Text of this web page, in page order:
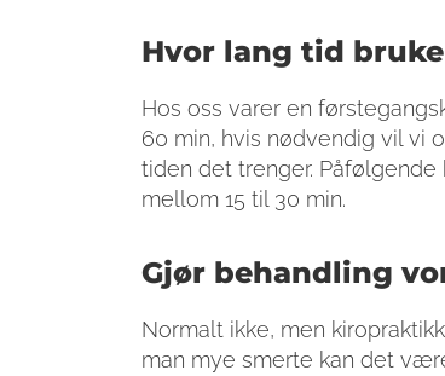
Hvor lang tid
Hos oss varer en
60 min, hvis nødvendig vil vi
tiden det trenger.
mellom 15 til 30 min.
Gjør behandling
Normalt ikke, men
man mye smerte kan det